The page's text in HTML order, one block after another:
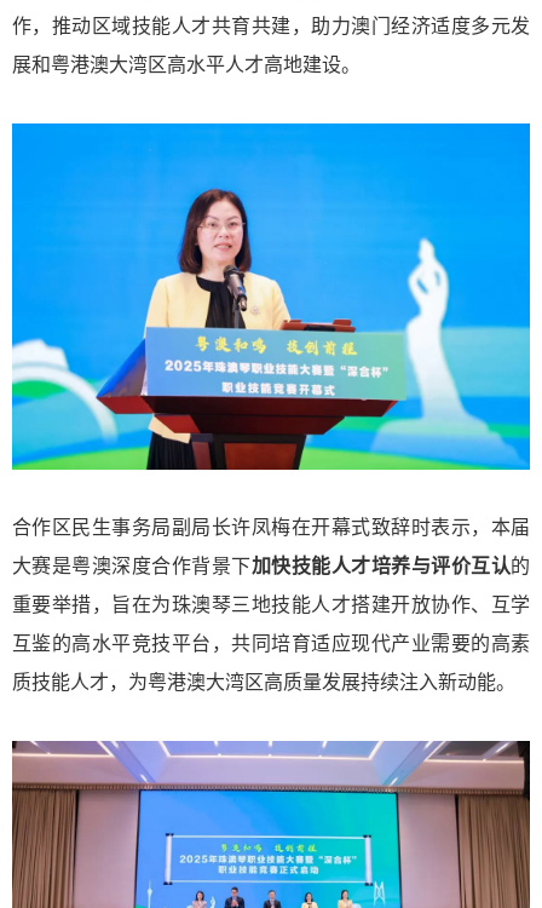
作， 推动区域技能人才共育共建，助力澳门经济适度多元发
展和粤港澳大湾区高水平人才高地建设。
合作区民生事务局副局长许凤梅在开幕式致辞时表示，本届
大赛是粤澳深度合作背景下加快技能人才培养与评价互认的
重要举措，旨在为珠澳琴三地技能人才搭建开放协作、互学
互鉴的高水平竞技平台 ，共同培育适应现代产业需要的高素
质技能人才，为粤港澳大湾区高质量发展持续注入新动能。